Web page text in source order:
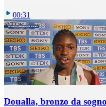
00:31
Doualla, bronzo da sogno